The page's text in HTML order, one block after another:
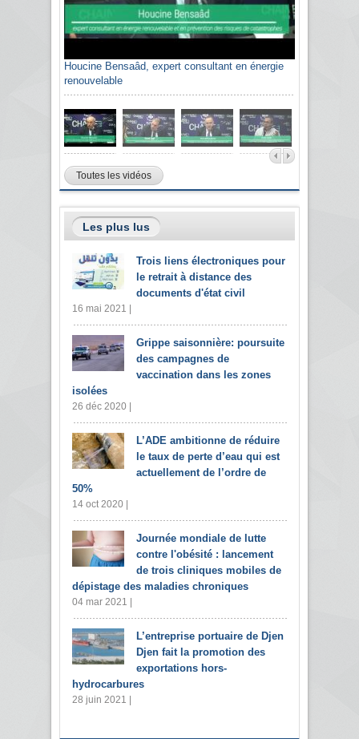
Houcine Bensaâd, expert consultant en énergie
renouvelable
Toutes les vidéos
Les plus lus
Trois liens électroniques pour
le retrait à distance des
documents d'état civil
16 mai 2021 |
Grippe saisonnière: poursuite
des campagnes de
vaccination dans les zones
isolées
26 déc 2020 |
L’ADE ambitionne de réduire
le taux de perte d’eau qui est
actuellement de l’ordre de
50%
14 oct 2020 |
Journée mondiale de lutte
contre l'obésité : lancement
de trois cliniques mobiles de
dépistage des maladies chroniques
04 mar 2021 |
L’entreprise portuaire de Djen
Djen fait la promotion des
exportations hors-
hydrocarbures
28 juin 2021 |